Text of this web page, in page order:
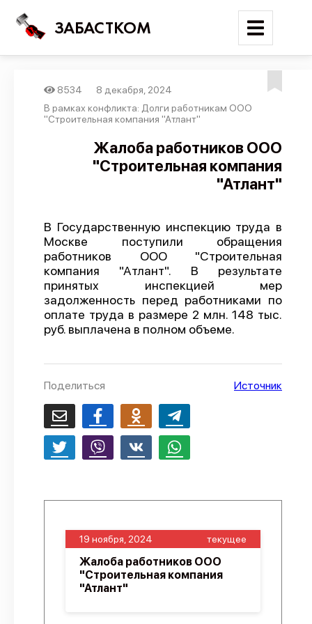
ЗАБАСТКОМ
Войти
Поиск
Новости
Отчеты
Предложить публикацию
Справочник
API
О проекте
8534
8 декабря, 2024
В рамках конфликта: Долги работникам ООО
"Строительная компания "Атлант"
Жалоба работников ООО
"Строительная компания
"Атлант"
В Государственную инспекцию труда в
Москве поступили обращения
работников ООО "Строительная
компания "Атлант". В результате
принятых инспекцией мер
задолженность перед работниками по
оплате труда в размере 2 млн. 148 тыс.
руб. выплачена в полном объеме.
Поделиться Источник
19 ноября, 2024 текущее
Жалоба работников ООО
"Строительная компания
"Атлант"